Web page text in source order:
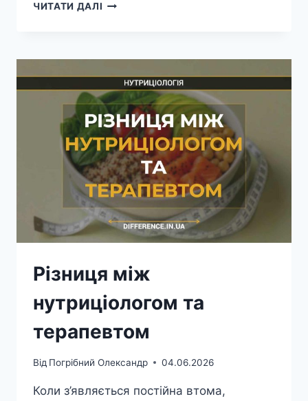
ЧИТАТИ ДАЛІ РІЗНИЦЯ
СПОРТИВНИМ
ДІЄТОЛОГОМ
Різниця між
нутриціологом та
терапевтом
Від Погрібний Олександр 04.06.2026
Коли з’являється постійна втома,